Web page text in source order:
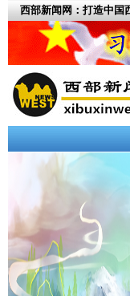
西部新闻网：打造中国